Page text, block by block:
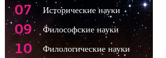
07 Исторические науки
09 Философские науки
10 Филологические науки